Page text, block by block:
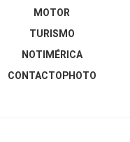
MOTOR
TURISMO
NOTIMÉRICA
CONTACTOPHOTO